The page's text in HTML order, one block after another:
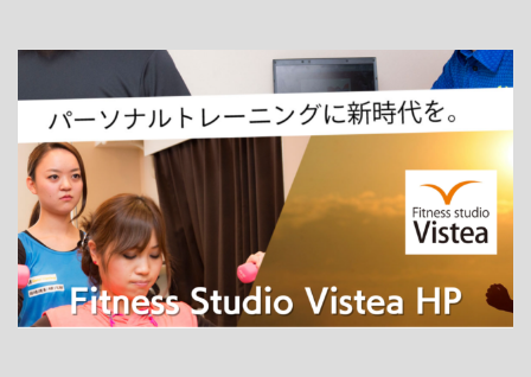
ホーム
パーソナルトレーニング
ダイエット